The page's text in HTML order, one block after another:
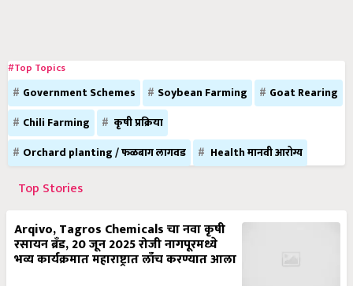
Government Schemes Soybean Farming
Goat Rearing
Chili Farming
कृषी प्रक्रिया
Orchard planting / फळबाग लागवड
Health मानवी आरोग्य
Top Stories
रसायन ब्रँड, 20 जून 2025 रोजी नागपूरमध्ये
भव्य कार्यक्रमात महाराष्ट्रात लाँच करण्यात आला